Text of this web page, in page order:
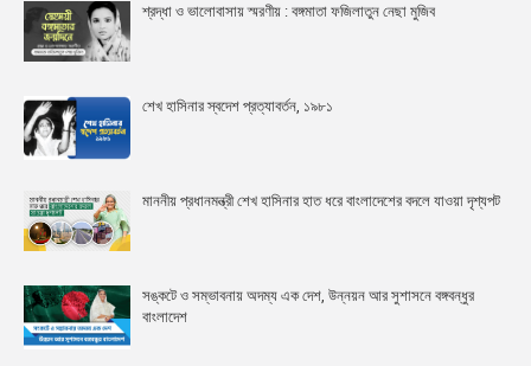
শ্রদ্ধা ও ভালোবাসায় স্মরণীয় : বঙ্গমাতা ফজিলাতুন নেছা মুজিব
শেখ হাসিনার স্বদেশ প্রত্যাবর্তন, ১৯৮১
মাননীয় প্রধানমন্ত্রী শেখ হাসিনার হাত ধরে বাংলাদেশের বদলে যাওয়া দৃশ্যপট
সঙ্কটে ও সম্ভাবনায় অদম্য এক দেশ, উন্নয়ন আর সুশাসনে বঙ্গবন্ধুর
বাংলাদেশ